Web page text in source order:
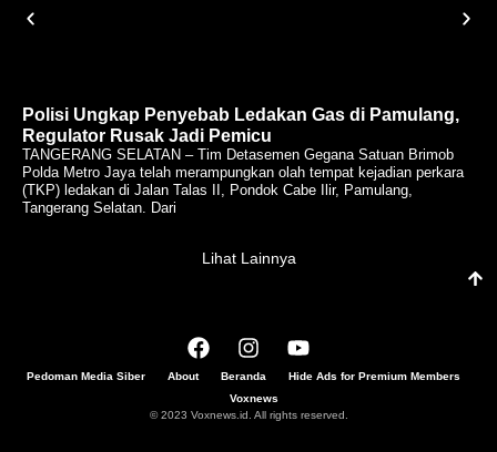
Polisi Ungkap Penyebab Ledakan Gas di Pamulang,
Regulator Rusak Jadi Pemicu
TANGERANG SELATAN – Tim Detasemen Gegana Satuan Brimob
Polda Metro Jaya telah merampungkan olah tempat kejadian perkara
(TKP) ledakan di Jalan Talas II, Pondok Cabe Ilir, Pamulang,
Tangerang Selatan. Dari
Lihat Lainnya
Pedoman Media Siber About Beranda
Hide Ads for Premium Members
Voxnews
© 2023 Voxnews.id. All rights reserved.